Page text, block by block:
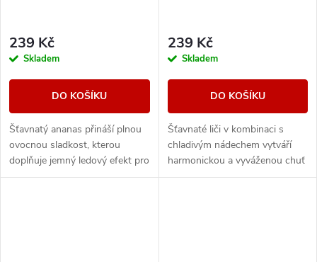
239 Kč
Skladem
DO KOŠÍKU
Šťavnatý ananas přináší plnou
ovocnou sladkost, kterou
doplňuje jemný ledový efekt pro
osvěžující a svěží zážitek.
239 Kč
Skladem
DO KOŠÍKU
Šťavnaté liči v kombinaci s
chladivým nádechem vytváří
harmonickou a vyváženou chuť
plnou tropické svěžesti.